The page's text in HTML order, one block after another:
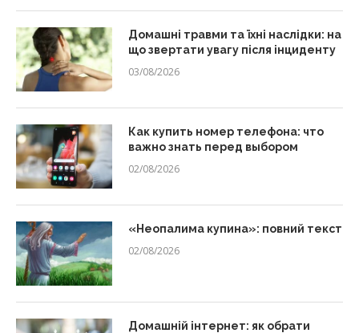
Домашні травми та їхні наслідки: на
що звертати увагу після інциденту
03/08/2026
Как купить номер телефона: что
важно знать перед выбором
02/08/2026
«Неопалима купина»: повний текст
02/08/2026
Домашній інтернет: як обрати